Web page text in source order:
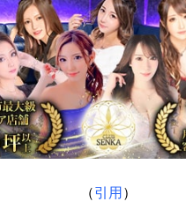
（引用 ）